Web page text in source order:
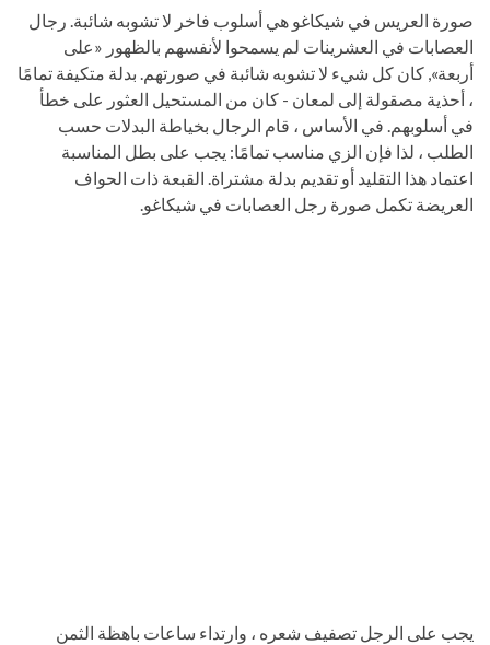
صورة العريس في شيكاغو هي أسلوب فاخر لا تشوبه شائبة. رجال
العصابات في العشرينات لم يسمحوا لأنفسهم بالظهور «على
أربعة», كان كل شيء لا تشوبه شائبة في صورتهم. بدلة متكيفة تمامًا
، أحذية مصقولة إلى لمعان - كان من المستحيل العثور على خطأ
في أسلوبهم. في الأساس ، قام الرجال بخياطة البدلات حسب
الطلب ، لذا فإن الزي مناسب تمامًا: يجب على بطل المناسبة
اعتماد هذا التقليد أو تقديم بدلة مشتراة. القبعة ذات الحواف
العريضة تكمل صورة رجل العصابات في شيكاغو.
يجب على الرجل تصفيف شعره ، وارتداء ساعات باهظة الثمن